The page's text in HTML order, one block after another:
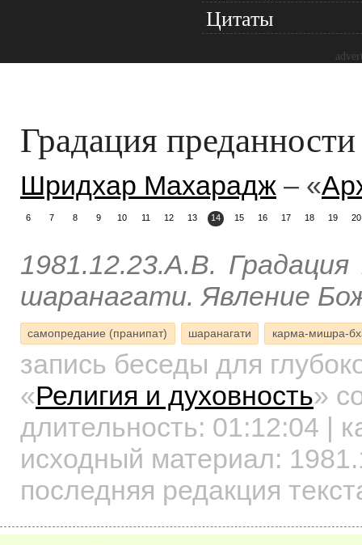
Цитаты
Градация преданности
Шридхар Махарадж – «
6 7 8 9 10 11 12 13 14 15 16 17 18 19 20
1981.12.23.A.B.
шаранагати. Явление
самопредание (пранипат) шаранагати карма-мишра-
запись беседы для
«Религия и духовность»
длительность: 01:12:04 |
исходный материал:
последняя редакция